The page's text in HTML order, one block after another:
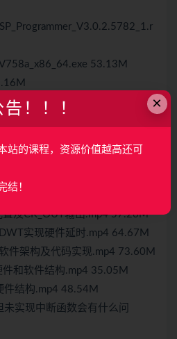
53.13M
440.50kb
亮LED-1.mp4 47.37M
构.mp4 33.50M
及CK_OUT输出.mp4 57.26M
实现硬件延时.mp4 64.67M
件架构及代码实现.mp4 73.60M
和软件结构.mp4 35.05M
结构.mp4 48.54M
实现中断函数会有什么问
×
告！！！
站的课程，资源价值越高还可
结！